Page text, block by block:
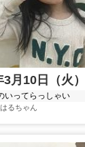
月10日（火）
いってらっしゃい
るちゃん